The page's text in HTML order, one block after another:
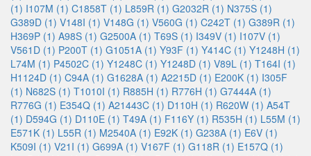
(1) I107M (1) C1858T (1) L859R (1) G2032R (1) N375S (1)
G389D (1) V148I (1) V148G (1) V560G (1) C242T (1) G389R (1)
H369P (1) A98S (1) G2500A (1) T69S (1) I349V (1) I107V (1)
V561D (1) P200T (1) G1051A (1) Y93F (1) Y414C (1) Y1248H (1)
L74M (1) P4502C (1) Y1248C (1) Y1248D (1) V89L (1) T164I (1)
H1124D (1) C94A (1) G1628A (1) A2215D (1) E200K (1) I305F
(1) N682S (1) T1010I (1) R885H (1) R776H (1) G7444A (1)
R776G (1) E354Q (1) A21443C (1) D110H (1) R620W (1) A54T
(1) D594G (1) D110E (1) T49A (1) F116Y (1) R535H (1) L55M (1)
E571K (1) L55R (1) M2540A (1) E92K (1) G238A (1) E6V (1)
K509I (1) V21I (1) G699A (1) V167F (1) G118R (1) E157Q (1)